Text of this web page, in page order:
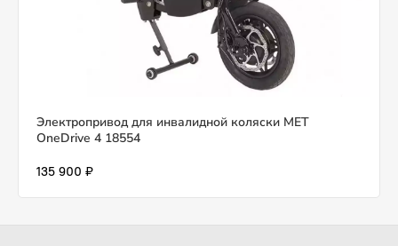
Электропривод для инвалидной коляски MET
OneDrive 4 18554
135 900 ₽